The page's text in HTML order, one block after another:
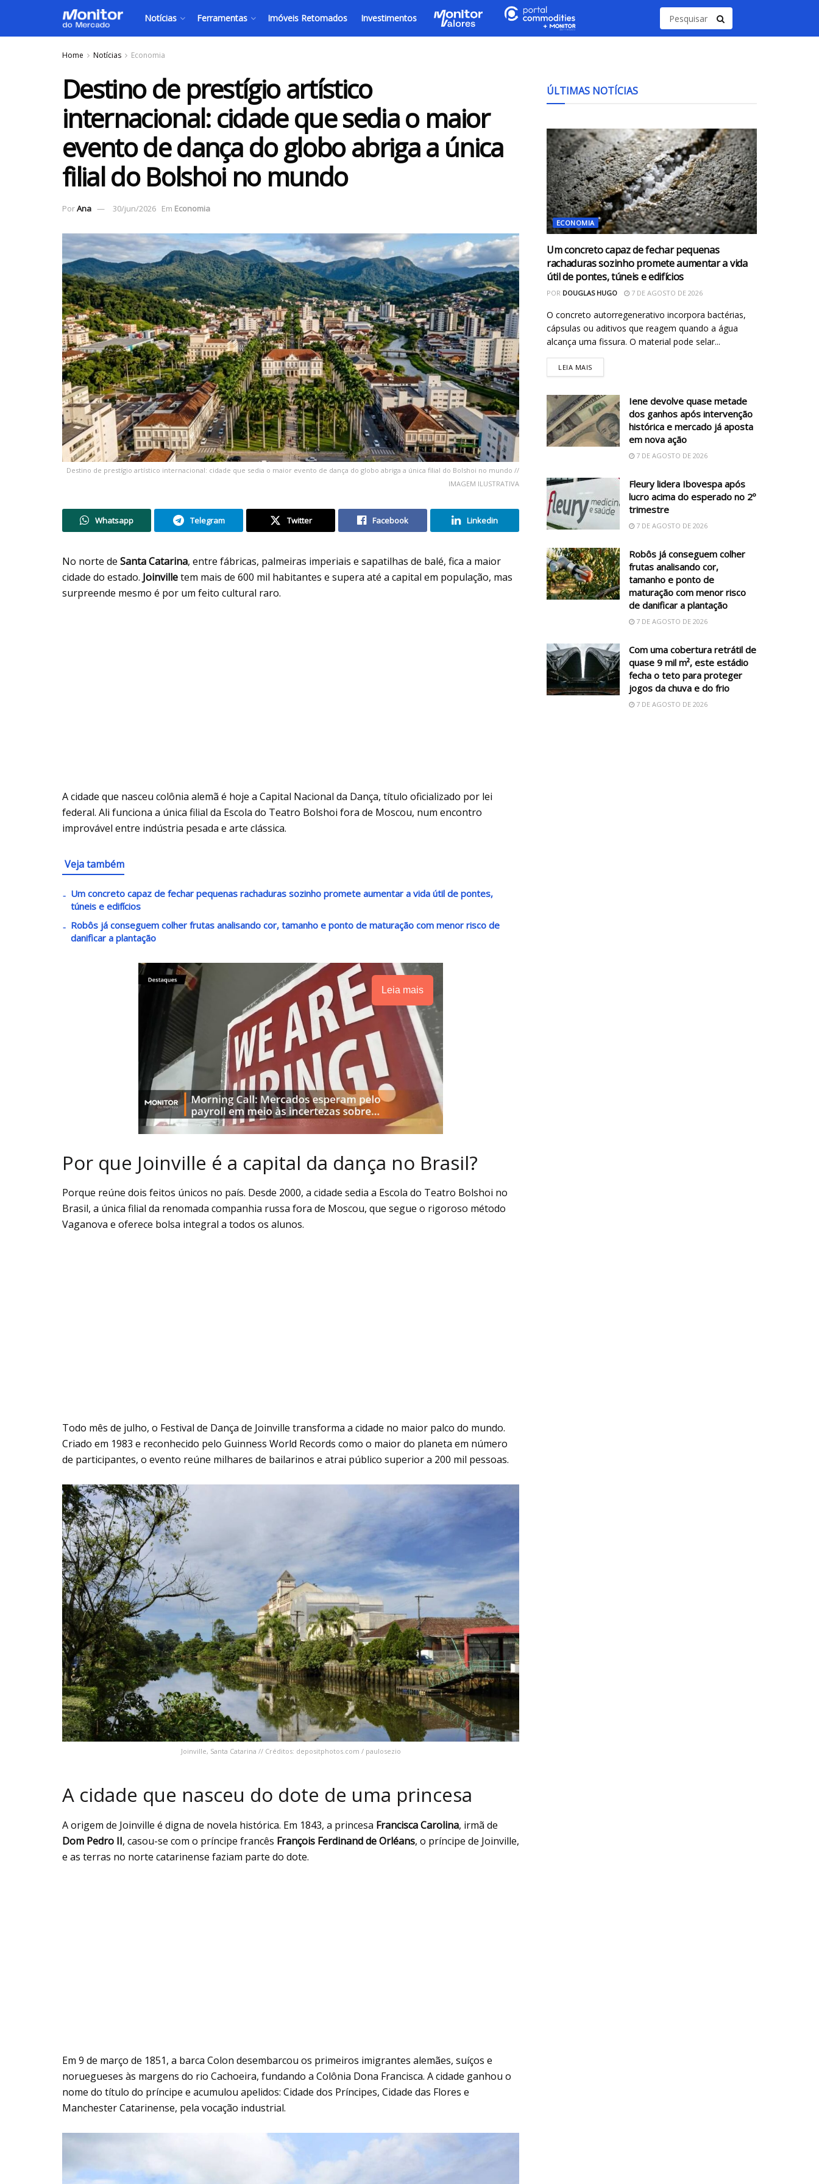
Notícias Ferramentas Imóveis Retomados Investimentos
Home Notícias Economia
Destino de prestígio artístico
internacional: cidade que sedia o maior
evento de dança do globo abriga a única
filial do Bolshoi no mundo
PorAna 30/jun/2026 Em Economia
Destino de prestígio artístico internacional: cidade que sedia o maior evento de dança do globo abriga a única filial do Bolshoi no mundo //
IMAGEM ILUSTRATIVA
Whatsapp Telegram Twitter Facebook Linkedin
No norte de Santa Catarina, entre fábricas, palmeiras imperiais e sapatilhas de balé, fica a maior
cidade do estado. Joinvilletem mais de 600 mil habitantes e supera até a capital em população, mas
surpreende mesmo é por um feito cultural raro.
A cidade que nasceu colônia alemã é hoje a Capital Nacional da Dança, título oficializado por lei
federal. Ali funciona a única filial da Escola do Teatro Bolshoi fora de Moscou, num encontro
improvável entre indústria pesada e arte clássica.
Veja também
Um concreto capaz de fechar pequenas rachaduras sozinho promete aumentar a vida útil de pontes,
túneis e edifícios
Robôs já conseguem colher frutas analisando cor, tamanho e ponto de maturação com menor risco de
danificar a plantação
Leia mais
Por que Joinville é a capital da dança no Brasil?
Porque reúne dois feitos únicos no país. Desde 2000, a cidade sedia a Escola do Teatro Bolshoi no
Brasil, a única filial da renomada companhia russa fora de Moscou, que segue o rigoroso método
Vaganova e oferece bolsa integral a todos os alunos.
Todo mês de julho, o Festival de Dança de Joinville transforma a cidade no maior palco do mundo.
Criado em 1983 e reconhecido pelo Guinness World Records como o maior do planeta em número
de participantes, o evento reúne milhares de bailarinos e atrai público superior a 200 mil pessoas.
Joinville, Santa Catarina // Créditos: depositphotos.com / paulosezio
A cidade que nasceu do dote de uma princesa
A origem de Joinville é digna de novela histórica. Em 1843, a princesa Francisca Carolina, irmã de
Dom Pedro II, casou-se com o príncipe francês François Ferdinand de Orléans, o príncipe de Joinville,
e as terras no norte catarinense faziam parte do dote.
Em 9 de março de 1851, a barca Colon desembarcou os primeiros imigrantes alemães, suíços e
noruegueses às margens do rio Cachoeira, fundando a Colônia Dona Francisca. A cidade ganhou o
nome do título do príncipe e acumulou apelidos: Cidade dos Príncipes, Cidade das Flores e
Manchester Catarinense, pela vocação industrial.
ÚLTIMAS NOTÍCIAS
ECONOMIA
Um concreto capaz de fechar pequenas
rachaduras sozinho promete aumentar a vida
útil de pontes, túneis e edifícios
POR DOUGLAS HUGO 7 DE AGOSTO DE 2026
O concreto autorregenerativo incorpora bactérias,
cápsulas ou aditivos que reagem quando a água
alcança uma fissura. O material pode selar...
LEIA MAIS
Iene devolve quase metade
dos ganhos após intervenção
histórica e mercado já aposta
em nova ação
7 DE AGOSTO DE 2026
Fleury lidera Ibovespa após
lucro acima do esperado no 2º
trimestre
7 DE AGOSTO DE 2026
Robôs já conseguem colher
frutas analisando cor,
tamanho e ponto de
maturação com menor risco
de danificar a plantação
7 DE AGOSTO DE 2026
Com uma cobertura retrátil de
quase 9 mil m², este estádio
fecha o teto para proteger
jogos da chuva e do frio
7 DE AGOSTO DE 2026